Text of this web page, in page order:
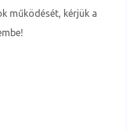
működését, kérjük a